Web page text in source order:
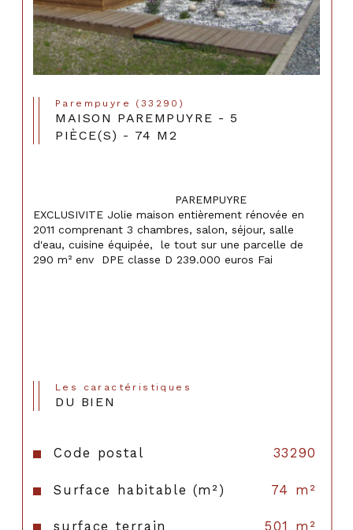
Parempuyre (33290)
MAISON PAREMPUYRE - 5
PIÈCE(S) - 74 M2
EXCLUSIVITE Jolie maison entièrement rénovée en
2011 comprenant 3 chambres, salon, séjour, salle
d'eau, cuisine équipée,  le tout sur une parcelle de
290 m² env  DPE classe D 239.000 euros Fai
Les caractéristiques
DU BIEN
Code postal 33290
Surface habitable (m²) 74 m²
surface terrain 501 m²